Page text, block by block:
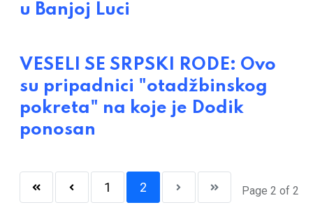
u Banjoj Luci
VESELI SE SRPSKI RODE: Ovo
su pripadnici "otadžbinskog
pokreta" na koje je Dodik
ponosan
Page 2 of 2
1 2